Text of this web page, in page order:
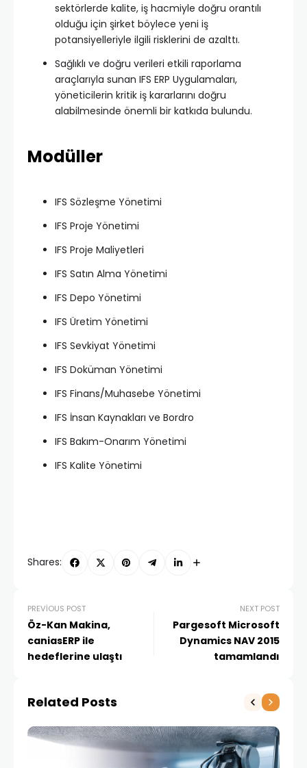
sektörlerde kalite, iş hacmiyle doğru orantılı
olduğu için şirket böylece yeni iş
potansiyelleriyle ilgili risklerini de azalttı.
Sağlıklı ve doğru verileri etkili raporlama
araçlarıyla sunan IFS ERP Uygulamaları,
yöneticilerin kritik iş kararlarını doğru
alabilmesinde önemli bir katkıda bulundu.
Modüller
IFS Sözleşme Yönetimi
IFS Proje Yönetimi
IFS Proje Maliyetleri
IFS Satın Alma Yönetimi
IFS Depo Yönetimi
IFS Üretim Yönetimi
IFS Sevkiyat Yönetimi
IFS Doküman Yönetimi
IFS Finans/Muhasebe Yönetimi
IFS İnsan Kaynakları ve Bordro
IFS Bakım-Onarım Yönetimi
IFS Kalite Yönetimi
Shares:
PREVIOUS POST
Öz-Kan Makina,
caniasERP ile
hedeflerine ulaştı
NEXT POST
Pargesoft Microsoft
Dynamics NAV 2015
tamamlandı
Related Posts